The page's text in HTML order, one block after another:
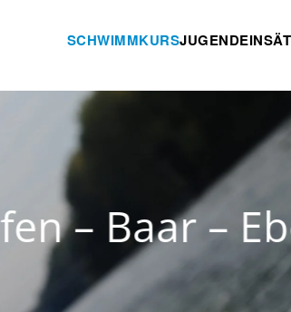
SCHWIMMKURSJUGEND
– Baar –